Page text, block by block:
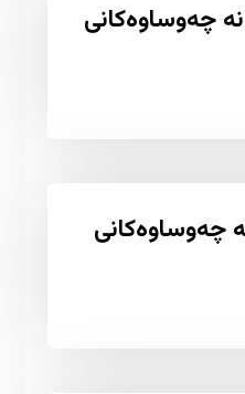
چەوساوەکانی
چەوساوەکانی